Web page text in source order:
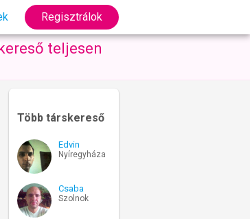
Regisztrálok
teljesen
Több társkereső
Edvin
Nyíregyháza
Csaba
Szolnok